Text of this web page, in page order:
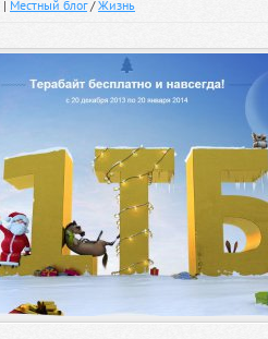
| Местный блог/Жизнь